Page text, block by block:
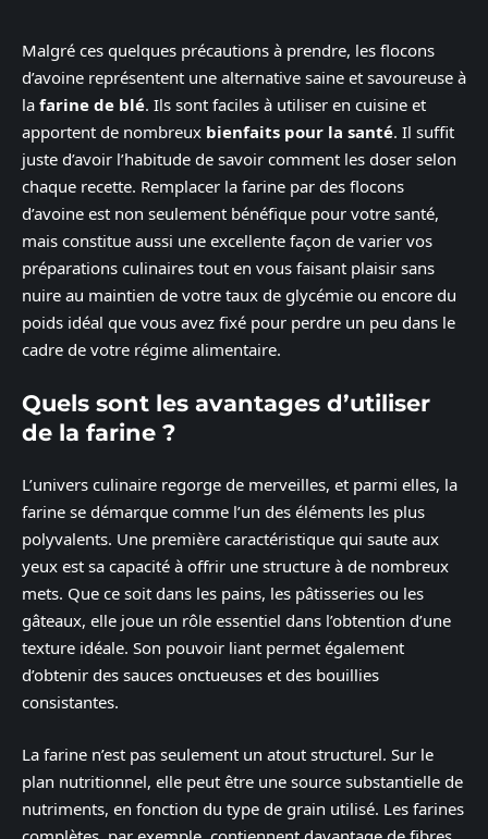
Malgré ces quelques précautions à prendre, les flocons
d’avoine représentent une alternative saine et savoureuse à
la farine de blé. Ils sont faciles à utiliser en cuisine et
apportent de nombreux bienfaits pour la santé. Il suffit
juste d’avoir l’habitude de savoir comment les doser selon
chaque recette. Remplacer la farine par des flocons
d’avoine est non seulement bénéfique pour votre santé,
mais constitue aussi une excellente façon de varier vos
préparations culinaires tout en vous faisant plaisir sans
nuire au maintien de votre taux de glycémie ou encore du
poids idéal que vous avez fixé pour perdre un peu dans le
cadre de votre régime alimentaire.
Quels sont les avantages d’utiliser
de la farine ?
L’univers culinaire regorge de merveilles, et parmi elles, la
farine se démarque comme l’un des éléments les plus
polyvalents. Une première caractéristique qui saute aux
yeux est sa capacité à offrir une structure à de nombreux
mets. Que ce soit dans les pains, les pâtisseries ou les
gâteaux, elle joue un rôle essentiel dans l’obtention d’une
texture idéale. Son pouvoir liant permet également
d’obtenir des sauces onctueuses et des bouillies
consistantes.
La farine n’est pas seulement un atout structurel. Sur le
plan nutritionnel, elle peut être une source substantielle de
nutriments, en fonction du type de grain utilisé. Les farines